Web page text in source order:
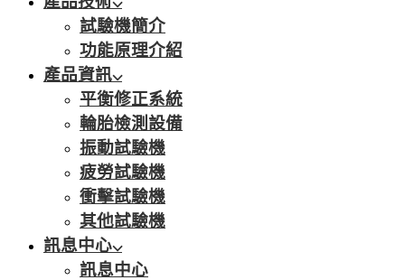
試驗機簡介
功能原理介紹
產品資訊
平衡修正系統
輪胎檢測設備
振動試驗機
疲勞試驗機
衝擊試驗機
其他試驗機
訊息中心
訊息中心